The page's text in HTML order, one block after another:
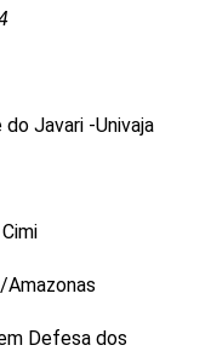
Javari -Univaja
Defesa dos